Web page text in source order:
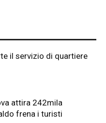
il servizio di quartiere
attira 242mila
frena i turisti